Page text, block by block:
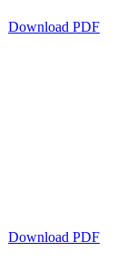
Download PDF
Download PDF